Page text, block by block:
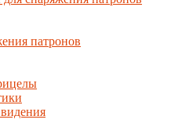
патронов